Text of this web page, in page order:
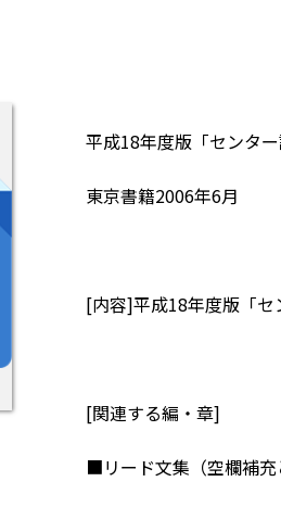
平成18年度版「センタ
東京書籍2006年6月
[内容]平成18年度版「
[関連する編・章]
■リード文集（空欄補充